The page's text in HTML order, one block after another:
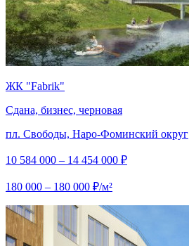
ЖК "Fabrik"
Сдана, бизнес, черновая
пл. Свободы, Наро-Фоминский округ
10 584 000 – 14 454 000 ₽
180 000 – 180 000 ₽/м²